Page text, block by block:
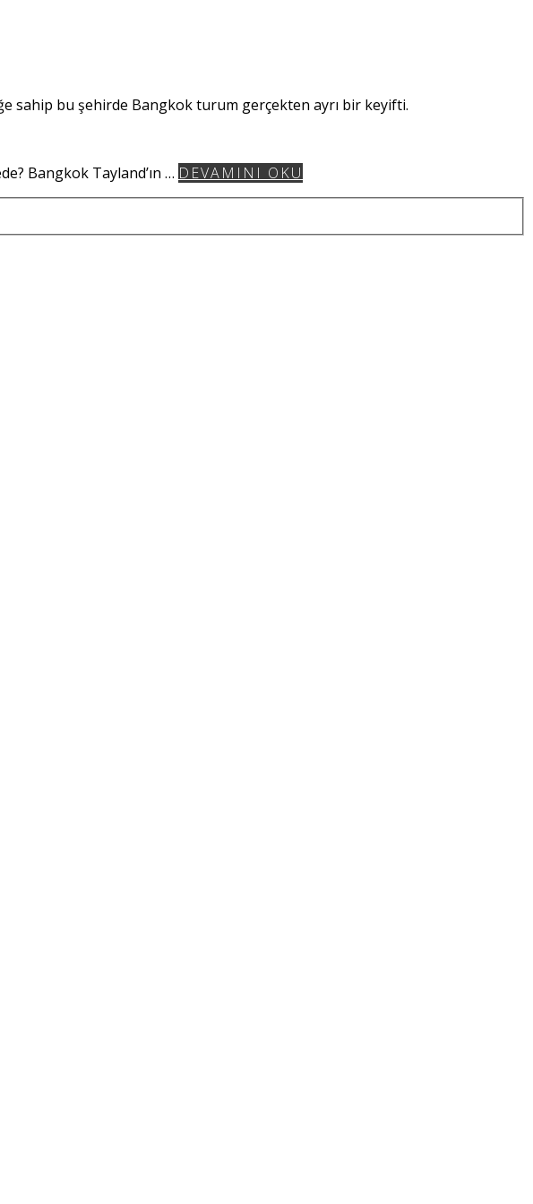
sahip bu şehirde Bangkok turum gerçekten ayrı bir keyifti.
Bangkok Tayland’ın … DEVAMINI OKU